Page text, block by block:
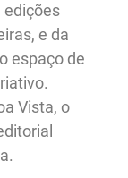
edições
e da
espaço de
Vista, o